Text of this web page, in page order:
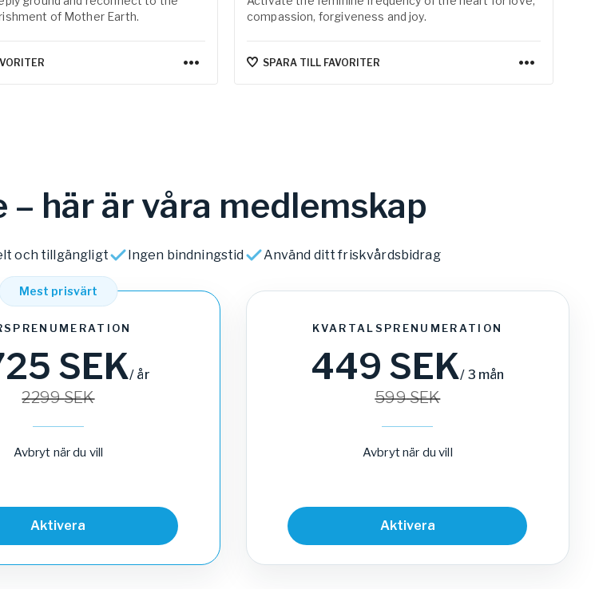
Facebook:
@sarahjaneperman
of Mother Earth.
compassion, forgiveness and joy.
SPARA TILL FAVORITER
– här är våra medlemskap
och tillgängligt Ingen bindningstid Använd ditt friskvårdsbidrag
Mest prisvärt
SEK/ år
2299SEK
Avbryt när du vill
Aktivera
KVARTALSPRENUMERATION
449 SEK/ 3 mån
599SEK
Avbryt när du vill
Aktivera